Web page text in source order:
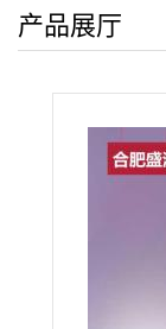
产品展厅